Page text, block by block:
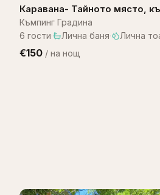
Каравана- Тайното място,
градина
Къмпинг Градина
6 гости· Лична баня· Лична
€150 / на нощ